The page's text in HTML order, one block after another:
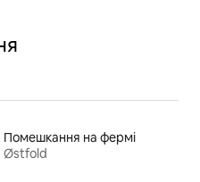
Помешкання на фермі
Østfold